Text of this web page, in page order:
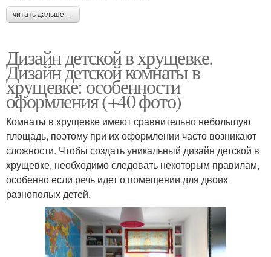
читать дальше →
Дизайн детской в хрущевке.
Дизайн детской комнаты в
хрущевке: особенности
оформления (+40 фото)
Комнаты в хрущевке имеют сравнительно небольшую
площадь, поэтому при их оформлении часто возникают
сложности. Чтобы создать уникальный дизайн детской в
хрущевке, необходимо следовать некоторым правилам,
особенно если речь идет о помещении для двоих
разнополых детей.